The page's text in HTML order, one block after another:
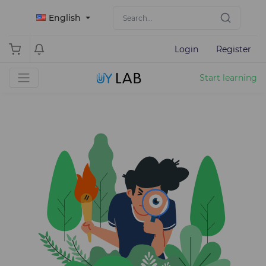
English
Login Register
Start learning